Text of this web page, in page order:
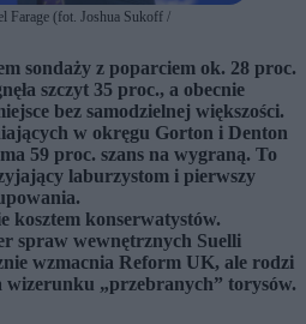
Farage (fot. Joshua Sukoff /
sondaży z poparciem ok. 28 proc.
szczyt 35 proc., a obecnie
bez samodzielnej większości.
w okręgu Gorton i Denton
59 proc. szans na wygraną. To
laburzystom i pierwszy
kosztem konserwatystów.
spraw wewnętrznych Suelli
wzmacnia Reform UK, ale rodzi
„przebranych” torysów.